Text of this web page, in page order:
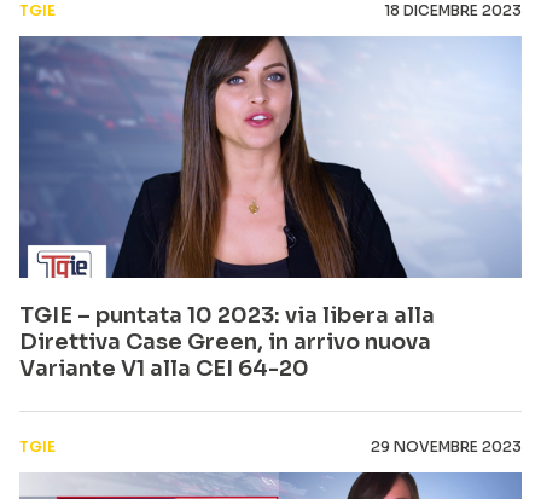
TGIE 18 DICEMBRE 2023
TGIE – puntata 10 2023: via libera alla
Direttiva Case Green, in arrivo nuova
Variante V1 alla CEI 64-20
TGIE 29 NOVEMBRE 2023